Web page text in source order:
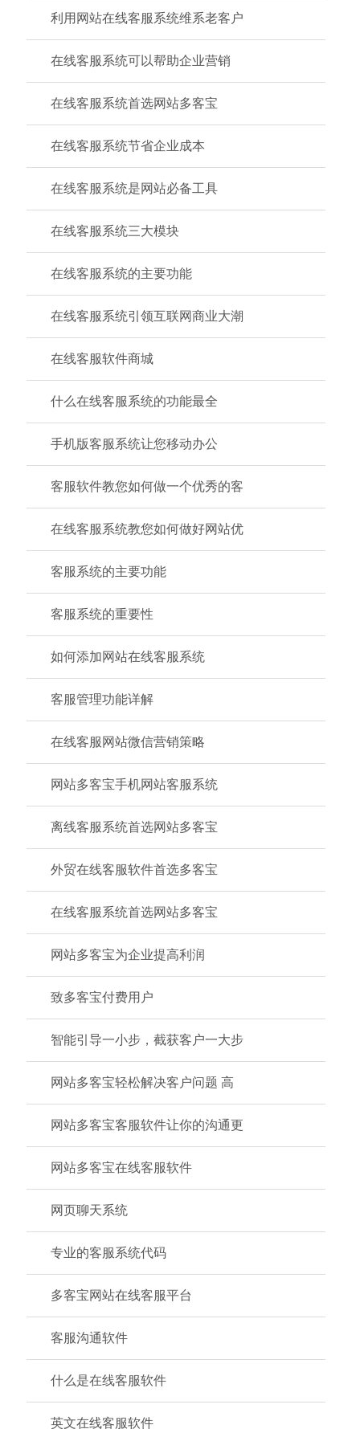
利用网站在线客服系统维系老客户
在线客服系统可以帮助企业营销
在线客服系统首选网站多客宝
在线客服系统节省企业成本
在线客服系统是网站必备工具
在线客服系统三大模块
在线客服系统的主要功能
在线客服系统引领互联网商业大潮
在线客服软件商城
什么在线客服系统的功能最全
手机版客服系统让您移动办公
客服软件教您如何做一个优秀的客
在线客服系统教您如何做好网站优
客服系统的主要功能
客服系统的重要性
如何添加网站在线客服系统
客服管理功能详解
在线客服网站微信营销策略
网站多客宝手机网站客服系统
离线客服系统首选网站多客宝
外贸在线客服软件首选多客宝
在线客服系统首选网站多客宝
网站多客宝为企业提高利润
致多客宝付费用户
智能引导一小步，截获客户一大步
网站多客宝轻松解决客户问题 高
网站多客宝客服软件让你的沟通更
网站多客宝在线客服软件
网页聊天系统
专业的客服系统代码
多客宝网站在线客服平台
客服沟通软件
什么是在线客服软件
英文在线客服软件